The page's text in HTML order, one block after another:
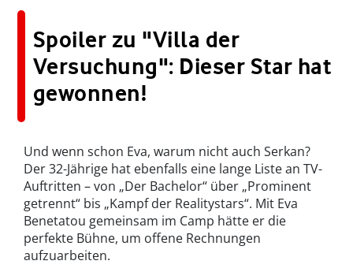
Spoiler zu "Villa der
Versuchung": Dieser Star hat
gewonnen!
Und wenn schon Eva, warum nicht auch Serkan?
Der 32-Jährige hat ebenfalls eine lange Liste an TV-
Auftritten – von „Der Bachelor“ über „Prominent
getrennt“ bis „Kampf der Realitystars“. Mit Eva
Benetatou gemeinsam im Camp hätte er die
perfekte Bühne, um offene Rechnungen
aufzuarbeiten.